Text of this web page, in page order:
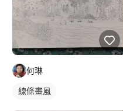
何琳
線條畫風